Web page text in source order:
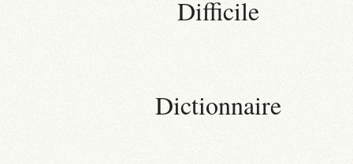
Difficile
Dictionnaire